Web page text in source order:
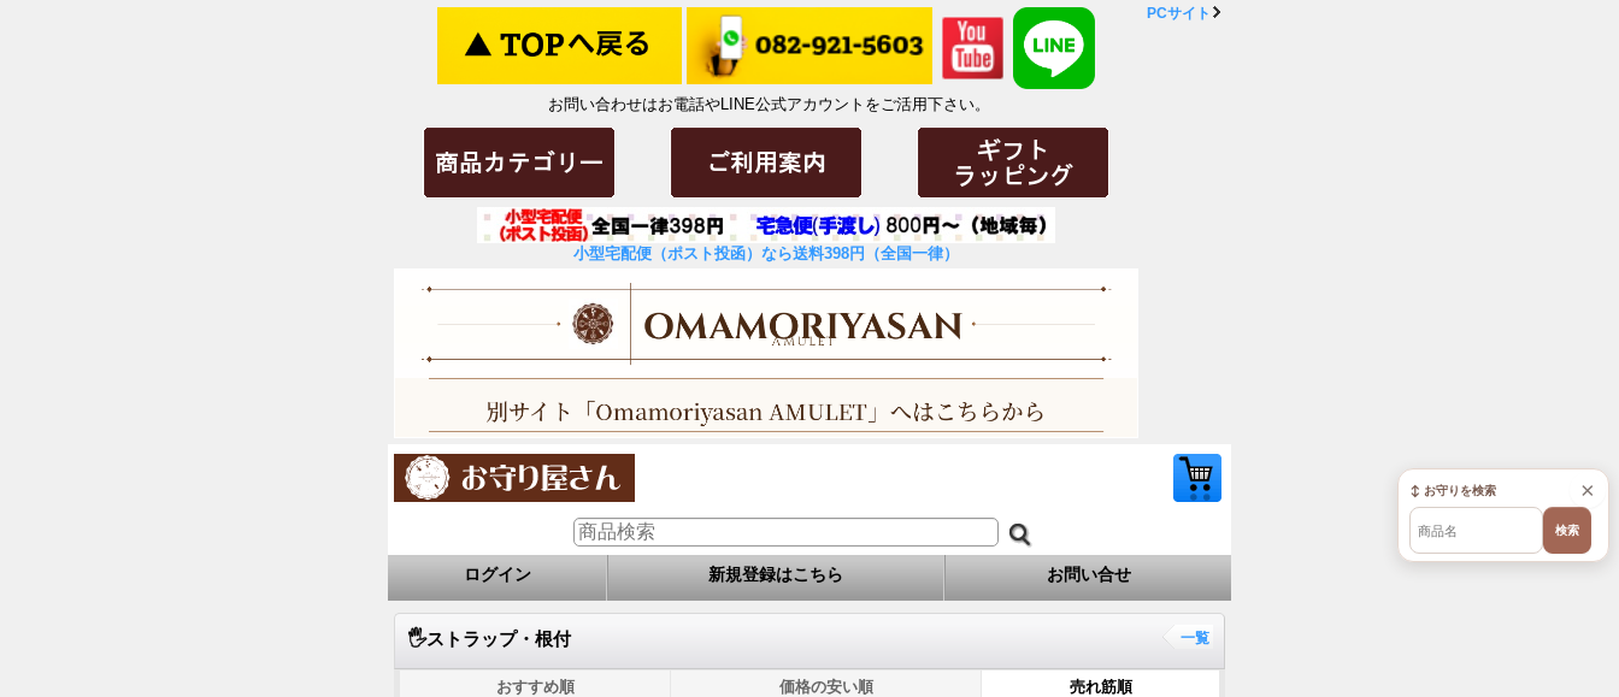
お問い合わせはお電話やLINE公式アカウントをご活用下さい。
小型宅配便（ポスト投函）なら送料398円（全国一律）
PCサイト
ログイン 新規登録はこちら お問い合せ
🖐️ストラップ・根付 一覧
おすすめ順 価格の安い順 売れ筋順
×
↕ お守りを検索
検索